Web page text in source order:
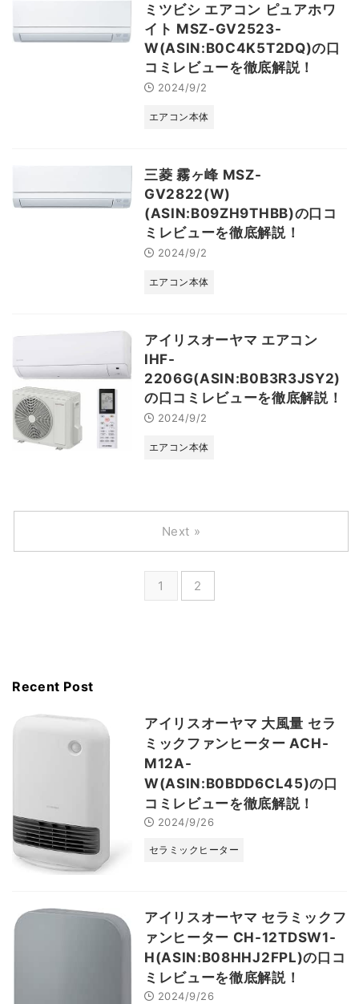
ミツビシ エアコン ピュアホワ
イト MSZ-GV2523-
W(ASIN:B0C4K5T2DQ)の口
コミレビューを徹底解説！
2024/9/2
エアコン本体
三菱 霧ヶ峰 MSZ-
GV2822(W)
(ASIN:B09ZH9THBB)の口コ
ミレビューを徹底解説！
2024/9/2
エアコン本体
アイリスオーヤマ エアコン
IHF-
2206G(ASIN:B0B3R3JSY2)
の口コミレビューを徹底解説！
2024/9/2
エアコン本体
1 2
Next »
Recent Post
アイリスオーヤマ 大風量 セラ
ミックファンヒーター ACH-
M12A-
W(ASIN:B0BDD6CL45)の口
コミレビューを徹底解説！
2024/9/26
セラミックヒーター
アイリスオーヤマ セラミックフ
ァンヒーター CH-12TDSW1-
H(ASIN:B08HHJ2FPL)の口コ
ミレビューを徹底解説！
2024/9/26